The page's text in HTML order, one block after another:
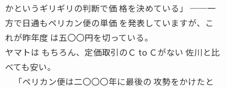
かというギリギリの判断で価 格を決めている」 ──一
方で日通もペリカン便の単価 を発表していますが、こ
れが昨年度 は五〇〇円を切っている。
ヤマトは もちろん、定価取引のＣ to Ｃがない 佐川と比
べても安い。
「ペリカン便は二〇〇〇年に最後の 攻勢をかけたと